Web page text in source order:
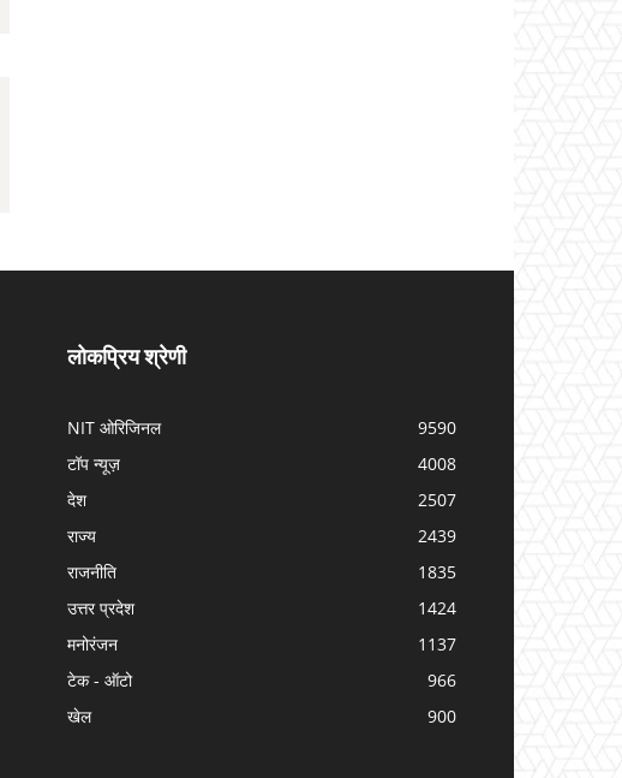
लोकप्रिय श्रेणी
NIT ओरिजिनल
9590
टॉप न्यूज़
4008
देश
2507
राज्य
2439
राजनीति
1835
उत्तर प्रदेश
1424
मनोरंजन
1137
टेक - ऑटो
966
खेल
900